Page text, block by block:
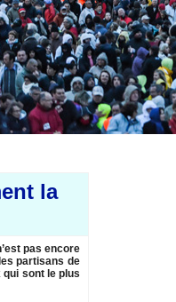
la
pas encore
partisans de
qui sont le plus